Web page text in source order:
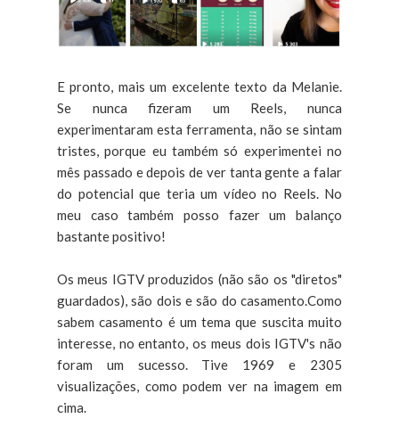
E pronto, mais um excelente texto da Melanie.
Se nunca fizeram um Reels, nunca
experimentaram esta ferramenta, não se sintam
tristes, porque eu também só experimentei no
mês passado e depois de ver tanta gente a falar
do potencial que teria um vídeo no Reels. No
meu caso também posso fazer um balanço
bastante positivo!
Os meus IGTV produzidos (não são os "diretos"
guardados), são dois e são do casamento.Como
sabem casamento é um tema que suscita muito
interesse, no entanto, os meus dois IGTV's não
foram um sucesso. Tive 1969 e 2305
visualizações, como podem ver na imagem em
cima.